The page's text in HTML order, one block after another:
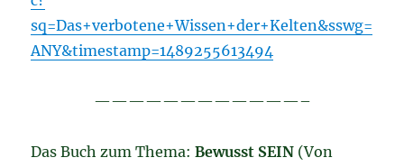
sq=Das+verbotene+Wissen+der+Kelten&sswg=
ANY&timestamp=1489255613494
————————————–
Das Buch zum Thema:Bewusst SEIN (Von